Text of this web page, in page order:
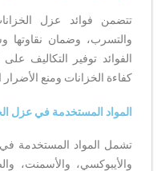
تتضمن فوائد عزل
والتسرب، وضمان نقاوتها
الفوائد توفير التكاليف
كفاءة الخزانات ومنع
المواد المستخدمة في عزل
تشمل المواد المستخدمة في
والأيبوكسي، والأسمنت،